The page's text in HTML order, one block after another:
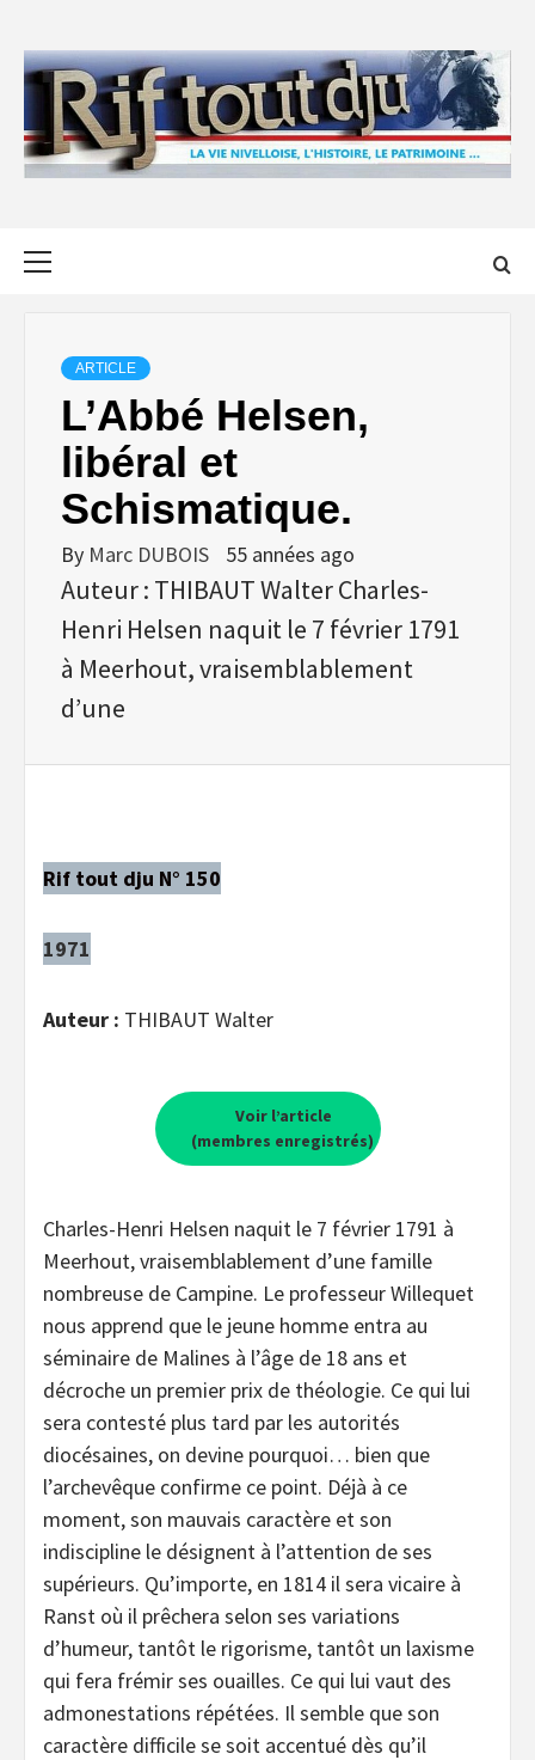
content
ARTICLE
L’Abbé Helsen,
libéral et
Schismatique.
By Marc DUBOIS 55 années ago
Auteur : THIBAUT Walter Charles-
Henri Helsen naquit le 7 février 1791
à Meerhout, vraisemblablement
d’une
Rif tout dju N° 150
1971
Auteur : THIBAUT Walter
Voir l’article
(membres enregistrés)
Charles-Henri Helsen naquit le 7 février 1791 à
Meerhout, vraisemblablement d’une famille
nombreuse de Campine. Le professeur Willequet
nous apprend que le jeune homme entra au
séminaire de Malines à l’âge de 18 ans et
décroche un premier prix de théologie. Ce qui lui
sera contesté plus tard par les autorités
diocésaines, on devine pourquoi… bien que
l’archevêque confirme ce point. Déjà à ce
moment, son mauvais caractère et son
indiscipline le désignent à l’attention de ses
supérieurs. Qu’importe, en 1814 il sera vicaire à
Ranst où il prêchera selon ses variations
d’humeur, tantôt le rigorisme, tantôt un laxisme
qui fera frémir ses ouailles. Ce qui lui vaut des
admonestations répétées. Il semble que son
caractère difficile se soit accentué dès qu’il